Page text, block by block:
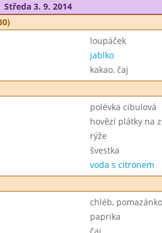
Středa 3. 9. 2014
loupáček
jablko
kakao, čaj
polévka cibulová
hovězí plátky na
rýže
švestka
voda s citronem
chléb,
paprika